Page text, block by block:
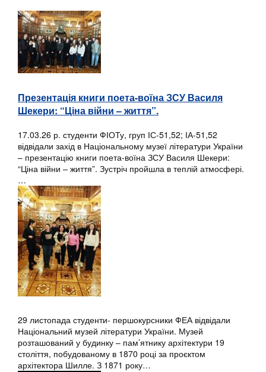
Презентація книги поета-воїна ЗСУ Василя
Шекери: “Ціна війни – життя”.
17.03.26 р. студенти ФІОТу, груп ІС-51,52; ІА-51,52
відвідали захід в Національному музеї літератури України
– презентацію книги поета-воїна ЗСУ Василя Шекери:
“Ціна війни – життя”. Зустріч пройшла в теплій атмосфері.
…
29 листопада студенти- першокурсники ФЕА відвідали
Національний музей літератури України. Музей
розташований у будинку – пам’ятнику архітектури 19
століття, побудованому в 1870 році за проєктом
архітектора Шилле. З 1871 року…